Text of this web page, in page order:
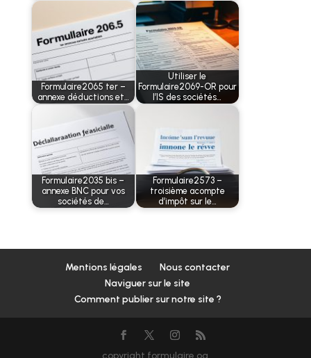
Formulaire2065 ter –
annexe déductions et…
Utiliser le
Formulaire2069-OR pour
l’IS des sociétés…
Formulaire2035 bis –
annexe BNC pour vos
sociétés de…
Formulaire2573 –
troisième acompte
d’impôt sur le…
Mentions légales
Nous contacter
Naviguer sur le site
Comment publier sur notre site ?
copyright formulaire.og